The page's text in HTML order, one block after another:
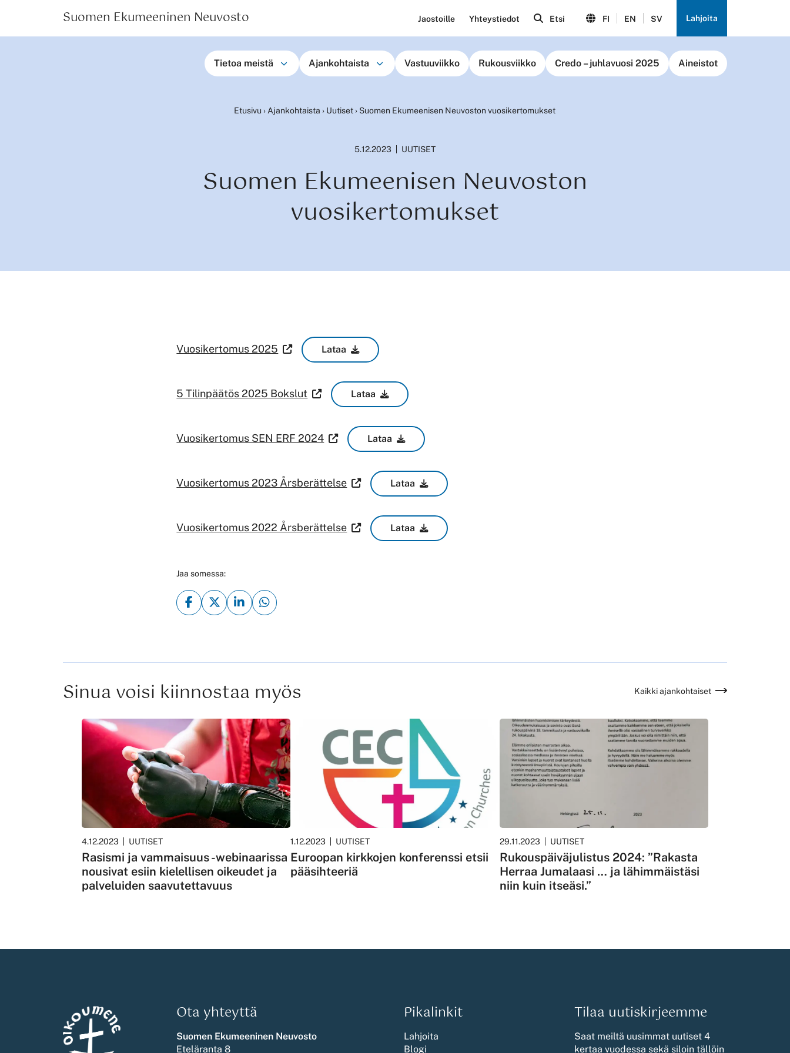
Suomen Ekumeeninen Neuvosto Jaostoille Yhteystiedot Etsi FI EN SV Lahjoita
Tietoa meistä Ajankohtaista Vastuuviikko Rukousviikko Credo – juhlavuosi 2025 Aineistot
Etusivu › Ajankohtaista › Uutiset › Suomen Ekumeenisen Neuvoston vuosikertomukset
5.12.2023 UUTISET
Suomen Ekumeenisen Neuvoston
vuosikertomukset
Vuosikertomus 2025 Lataa
5 Tilinpäätös 2025 Bokslut Lataa
Vuosikertomus SEN ERF 2024 Lataa
Vuosikertomus 2023 Årsberättelse Lataa
Vuosikertomus 2022 Årsberättelse Lataa
Jaa somessa:
Sinua voisi kiinnostaa myös Kaikki ajankohtaiset
4.12.2023 UUTISET
Rasismi ja vammaisuus -webinaarissa
nousivat esiin kielellisen oikeudet ja
palveluiden saavutettavuus
1.12.2023 UUTISET
Euroopan kirkkojen konferenssi etsii
pääsihteeriä
29.11.2023 UUTISET
Rukouspäiväjulistus 2024: ”Rakasta
Herraa Jumalaasi … ja lähimmäistäsi
niin kuin itseäsi.”
Ota yhteyttä
Suomen Ekumeeninen Neuvosto
Eteläranta 8
Pikalinkit
Lahjoita
Blogi
Tilaa uutiskirjeemme
Saat meiltä uusimmat uutiset 4
kertaa vuodessa sekä siloin tällöin